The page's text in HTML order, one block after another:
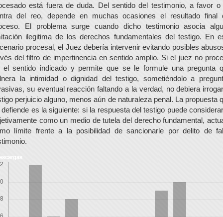
está fuera de duda. Del sentido del testimonio, a favor o
del reo, depende en muchas ocasiones el resultado final
El problema surge cuando dicho testimonio asocia
ilegitima de los derechos fundamentales del testigo. En
procesal, el Juez debería intervenir evitando posibles
del filtro de impertinencia en sentido amplio. Si el juez no
el sentido indicado y permite que se le formule una pregunta
la intimidad o dignidad del testigo, sometiéndolo a
su eventual reacción faltando a la verdad, no debiera
perjuicio alguno, menos aún de naturaleza penal. La propuesta
es la siguiente: si la respuesta del testigo puede
como un medio de tutela del derecho fundamental,
límite frente a la posibilidad de sancionarle por delito de